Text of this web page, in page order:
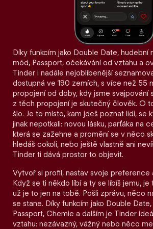
Díky funkcím jako Double Date, hudební
mód, Passport, očekávání od vztahu a
Tinder i nadále nejoblíbenější
dostupná ve 190 zemích, s více než 55
propojení od doby, kdy jsme svajpování
z těch propojení je skutečný člověk. O
šlo. Je to místo, kam jdeš poznat lidi, se
jinak nepotkali: novou lásku, parťáka na
která se zažehne a promění se v něco
hledáš cokoli, nebo ještě vlastně ani
Tinder ti dává prostor to objevit.
Vytvoř si profil, nastav svoje preference
Když se ti někdo líbí a ty se líbíš jemu, je
už je to jen na tobě. Pošli zprávu, něco
se stane. Díky funkcím jako Double
Passport, Chemie a dalším je Tinder
vztahu: nezávazný, vážný nebo něco